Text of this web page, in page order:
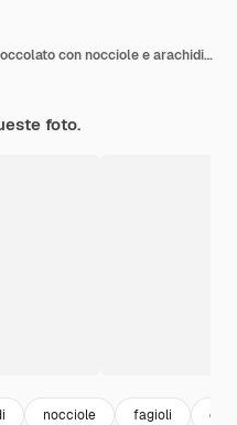
Vista dall'alto di barrette di cioccolato con nocciole e arachidi sulla superficie bianca
foto.
nocciole fagioli